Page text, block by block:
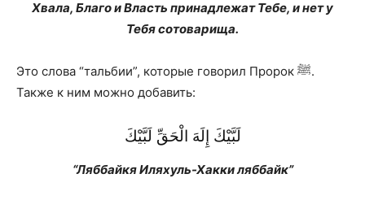
Хвала, Благо и Власть принадлежат Тебе, и нет у
Тебя сотоварища.
Это слова “тальбии”, которые говорил Пророк ﷺ.
Также к ним можно добавить:
لَبَّيْكَ إِلَهَ الْحَقِّ لَبَّيْكَ
“Ляббайкя Иляхуль-Хакки ляббайк”